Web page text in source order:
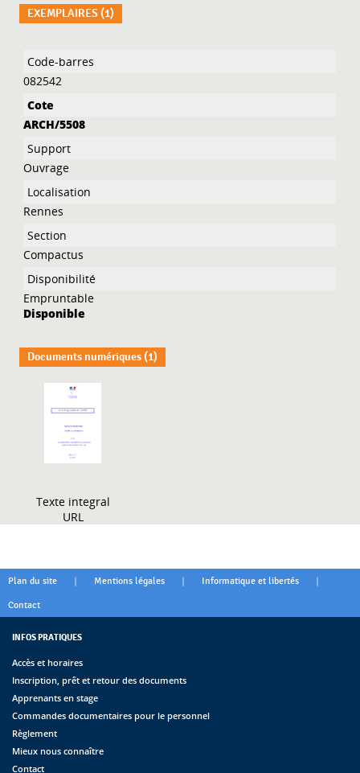
EXEMPLAIRES (1)
Liste des exemplaires
082542
ARCH/5508
Ouvrage
Rennes
Compactus
Empruntable
Disponible
Documents numériques (1)
Texte integral
URL
Plan du site | Mentions légales | Informatique et libertés |
Contact
INFOS PRATIQUES
Accès et horaires
Inscription, prêt et retour des documents
Apprenants en stage
Commandes documentaires pour le personnel
Règlement
Mieux nous connaître
Contact